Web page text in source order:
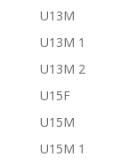
U13M
U13M 1
U13M 2
U15F
U15M
U15M 1